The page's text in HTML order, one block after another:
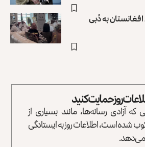
به دُبی
روز حمایت کنید
که آزادی رسانه‌ها، مانند بسیاری از
شده است، اطلاعات روز به ایستادگی
می‌دهد.